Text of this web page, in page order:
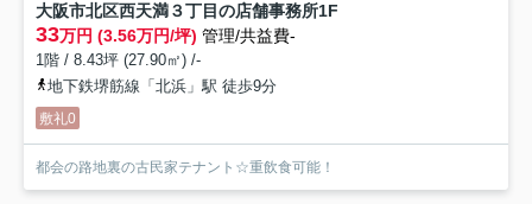
大阪市北区西天満３丁目の店舗事務所1F
33万円 (3.56万円/坪) 管理/共益費-
1階 / 8.43坪 (27.90㎡) /-
地下鉄堺筋線「北浜」駅 徒歩9分
敷礼0
都会の路地裏の古民家テナント☆重飲食可能！